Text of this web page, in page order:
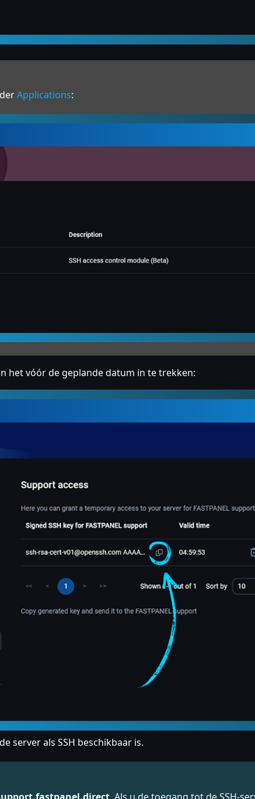
Applications:
het vóór de geplande datum in te trekken:
server als SSH beschikbaar is.
. Als u de toegang tot de SSH-